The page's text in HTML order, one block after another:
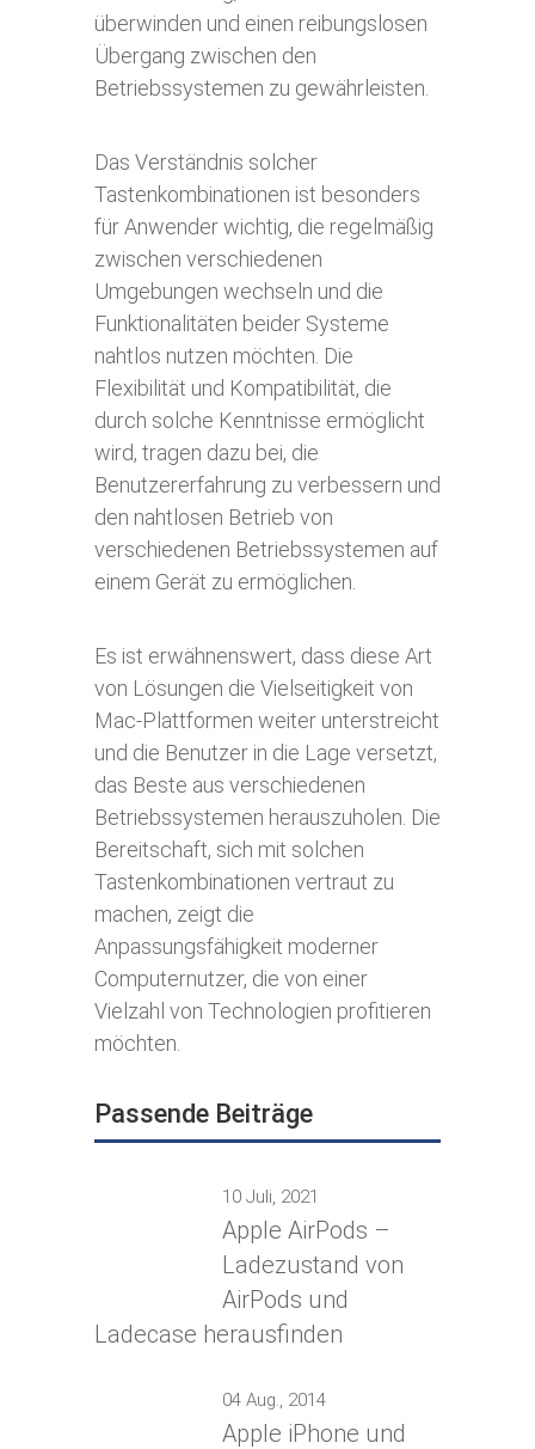
überwinden und einen reibungslosen
Übergang zwischen den
Betriebssystemen zu gewährleisten.
Das Verständnis solcher
Tastenkombinationen ist besonders
für Anwender wichtig, die regelmäßig
zwischen verschiedenen
Umgebungen wechseln und die
Funktionalitäten beider Systeme
nahtlos nutzen möchten. Die
Flexibilität und Kompatibilität, die
durch solche Kenntnisse ermöglicht
wird, tragen dazu bei, die
Benutzererfahrung zu verbessern und
den nahtlosen Betrieb von
verschiedenen Betriebssystemen auf
einem Gerät zu ermöglichen.
Es ist erwähnenswert, dass diese Art
von Lösungen die Vielseitigkeit von
Mac-Plattformen weiter unterstreicht
und die Benutzer in die Lage versetzt,
das Beste aus verschiedenen
Betriebssystemen herauszuholen. Die
Bereitschaft, sich mit solchen
Tastenkombinationen vertraut zu
machen, zeigt die
Anpassungsfähigkeit moderner
Computernutzer, die von einer
Vielzahl von Technologien profitieren
möchten.
Passende Beiträge
10 Juli, 2021
Apple AirPods –
Ladezustand von
AirPods und
Ladecase herausfinden
04 Aug., 2014
Apple iPhone und